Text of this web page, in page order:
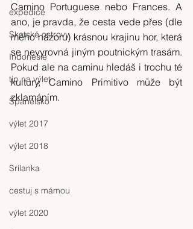
expedice
Skotské ostrovy
Indonésie
tip na výlet
Španělsko
výlet 2017
výlet 2018
Srílanka
cestuj s mámou
výlet 2020
Camino Portuguese nebo Frances. A
ano, je pravda, že cesta vede přes (dle
mého názoru) krásnou krajinu hor, která
se nevyrovná jiným poutnickým trasám.
Pokud ale na caminu hledáš i trochu té
kultury, Camino Primitivo může být
zklamáním.